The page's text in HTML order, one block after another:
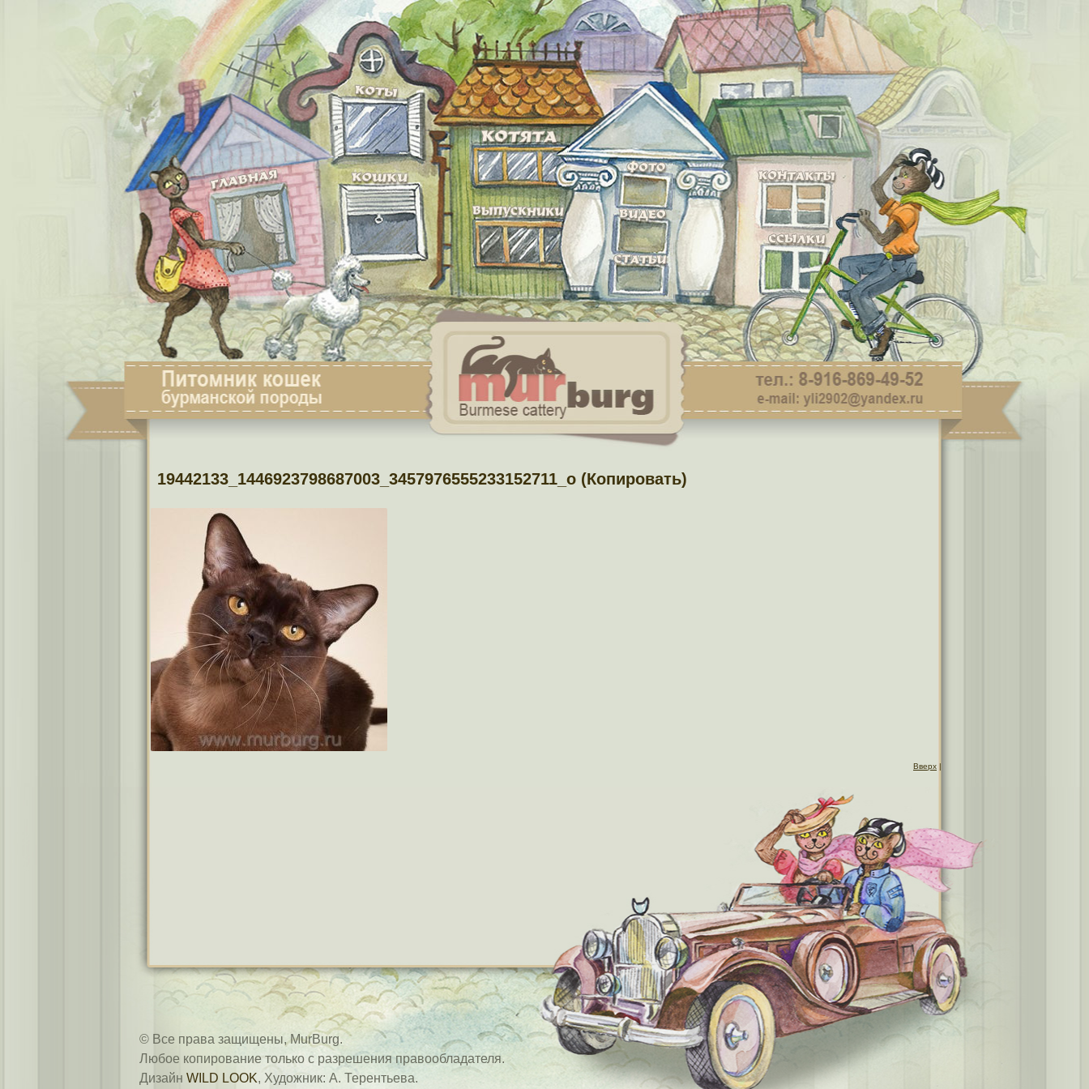
19442133_1446923798687003_3457976555233152711_o (Копировать)
Вверх |
© Все права защищены, MurBurg.
Любое копирование только с разрешения правообладателя.
Дизайн WILD LOOK, Художник: А. Терентьева.